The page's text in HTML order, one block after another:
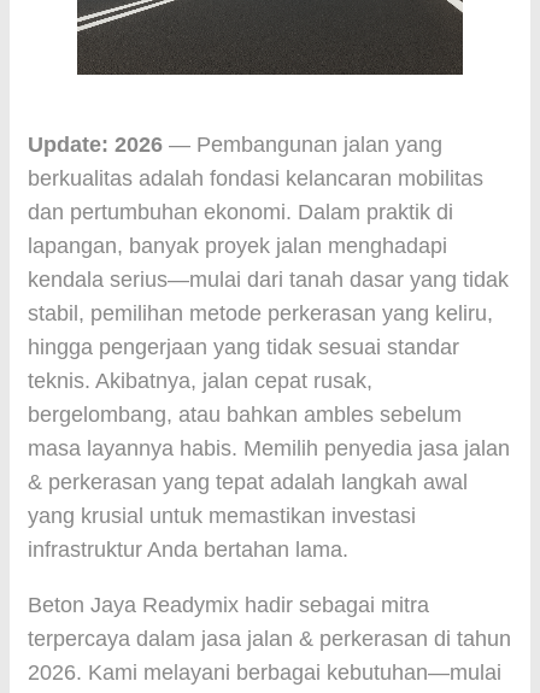
Update: 2026 — Pembangunan jalan yang
berkualitas adalah fondasi kelancaran mobilitas
dan pertumbuhan ekonomi. Dalam praktik di
lapangan, banyak proyek jalan menghadapi
kendala serius—mulai dari tanah dasar yang tidak
stabil, pemilihan metode perkerasan yang keliru,
hingga pengerjaan yang tidak sesuai standar
teknis. Akibatnya, jalan cepat rusak,
bergelombang, atau bahkan ambles sebelum
masa layannya habis. Memilih penyedia jasa jalan
& perkerasan yang tepat adalah langkah awal
yang krusial untuk memastikan investasi
infrastruktur Anda bertahan lama.
Beton Jaya Readymix hadir sebagai mitra
terpercaya dalam jasa jalan & perkerasan di tahun
2026. Kami melayani berbagai kebutuhan—mulai